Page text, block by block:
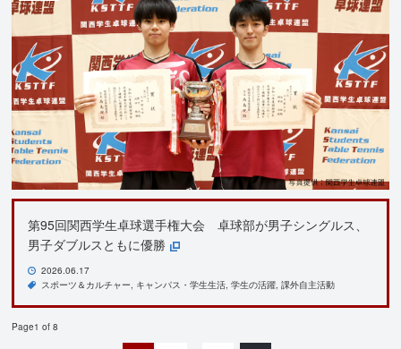
第95回関西学生卓球選手権大会 卓球部が男子シングルス、
男子ダブルスともに優勝
2026.06.17
スポーツ＆カルチャー キャンパス・学生生活 学生の活躍 課外自主活動
Page1 of 8